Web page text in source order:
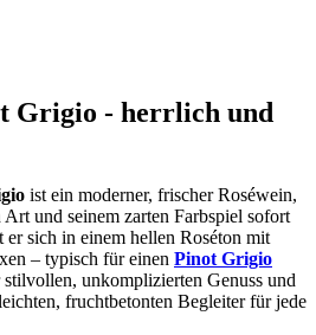
Grigio - herrlich und
ist ein moderner, frischer Roséwein,
und seinem zarten Farbspiel sofort
sich in einem hellen Roséton mit
– typisch für einen Pinot Grigio
unkomplizierten Genuss und
fruchtbetonten Begleiter für jede